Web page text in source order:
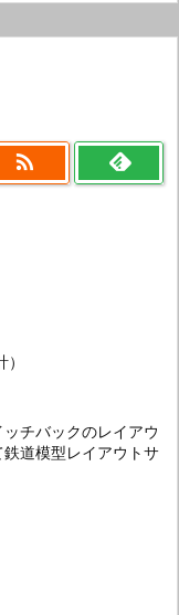

チバックのレイアウ
道模型レイアウトサ